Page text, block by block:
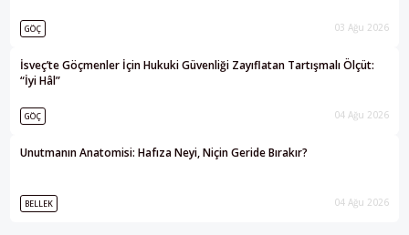
GÖÇ 03 Ağu 2026
İsveç’te Göçmenler İçin Hukuki Güvenliği Zayıflatan Tartışmalı Ölçüt:
“İyi Hâl”
GÖÇ 04 Ağu 2026
Unutmanın Anatomisi: Hafıza Neyi, Niçin Geride Bırakır?
BELLEK 04 Ağu 2026